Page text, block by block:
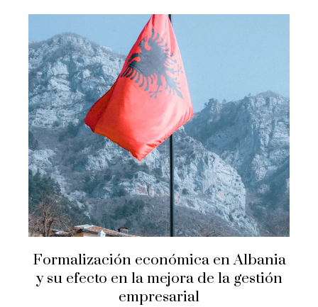
Formalización económica en Albania
y su efecto en la mejora de la gestión
empresarial